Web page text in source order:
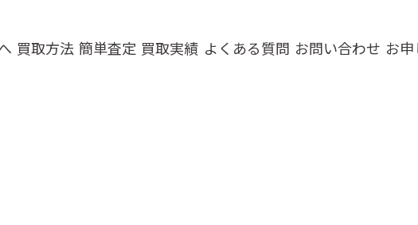
買取方法 簡単査定 買取実績 よくある質問 お問い合わせ お